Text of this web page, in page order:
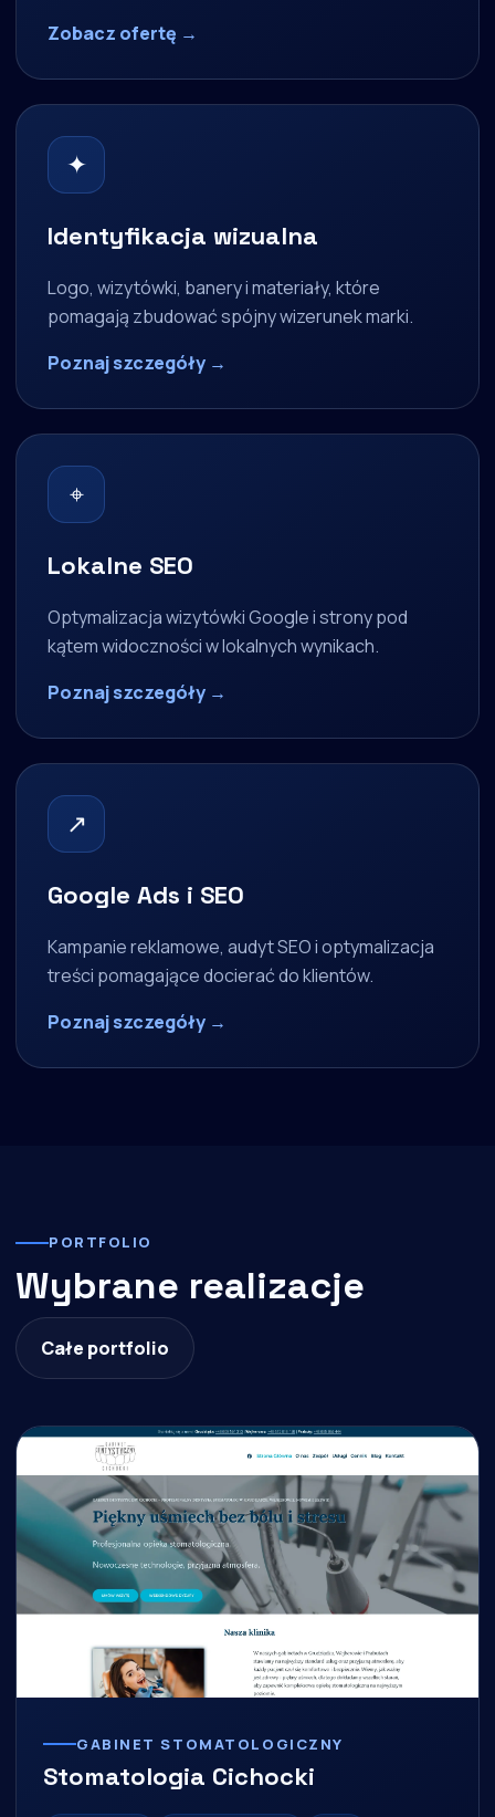
Zobacz ofertę →
✦
Identyfikacja wizualna
Logo, wizytówki, banery i materiały, które
pomagają zbudować spójny wizerunek marki.
Poznaj szczegóły →
⌖
Lokalne SEO
Optymalizacja wizytówki Google i strony pod
kątem widoczności w lokalnych wynikach.
Poznaj szczegóły →
↗
Google Ads i SEO
Kampanie reklamowe, audyt SEO i optymalizacja
treści pomagające docierać do klientów.
Poznaj szczegóły →
PORTFOLIO
Wybrane realizacje
Całe portfolio
GABINET STOMATOLOGICZNY
Stomatologia Cichocki